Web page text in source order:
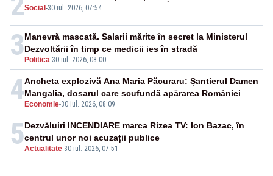
Social -30 iul. 2026, 07:54
3 Politica-30 iul. 2026, 08:00
Manevră mascată. Salarii mărite în secret la Ministerul
Dezvoltării în timp ce medicii ies în stradă
4 Economie-30 iul. 2026, 08:09
Ancheta explozivă Ana Maria Păcuraru: Șantierul Damen
Mangalia, dosarul care scufundă apărarea României
5Actualitate-30 iul. 2026, 07:51
Dezvăluiri INCENDIARE marca Rizea TV: Ion Bazac, în
centrul unor noi acuzații publice